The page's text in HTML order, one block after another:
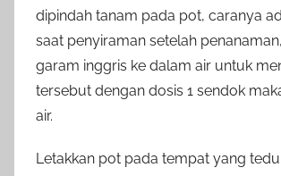
dipindah tanam pada pot, caranya
saat penyiraman setelah
garam inggris ke dalam air untuk
tersebut dengan dosis 1 sendok
air.
Letakkan pot pada tempat yang